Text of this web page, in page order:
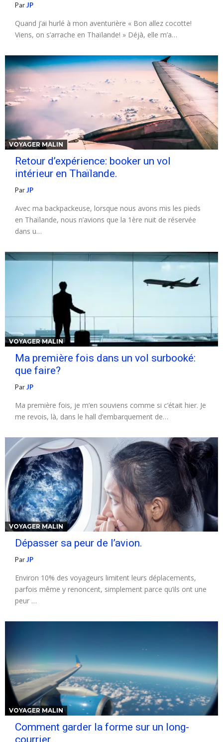
ParJP
Quand j’ai hurlé à mon aventurière « Bon allez cocotte!
Viens, on s’arrache en Thaïlande! » Déjà, elle m’a…
VOYAGER MALIN
Retour d’expérience: booker un vol
intérieur en Thaïlande.
ParJP
Avec ma backpackeuse, lorsque nous avons mis les pieds
en Thaïlande, nous n’avions que la 1ère nuit de réservée
dans u…
VOYAGER MALIN
Ma première fois dans un vol surbooké:
que faire?
ParJP
Ma première fois, je m’en souviens comme si c’était hier. Je
me revois, là, dans le hall d’embarquement de…
VOYAGER MALIN
Dépasser sa peur de l’avion.
ParJP
Environ 10% des voyageurs limitent leurs déplacements,
parfois même y renoncent, simplement parce qu’ils ont une
peur …
VOYAGER MALIN
Comment garder la forme sur un long-
courrier